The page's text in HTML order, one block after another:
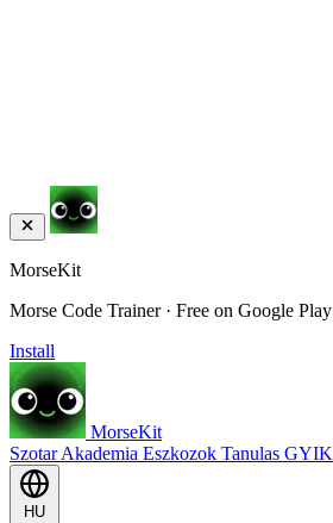
MorseKit
Morse Code Trainer · Free on Google Play
Install
MorseKit
SzotarAkademia Eszkozok Tanulas GYIK